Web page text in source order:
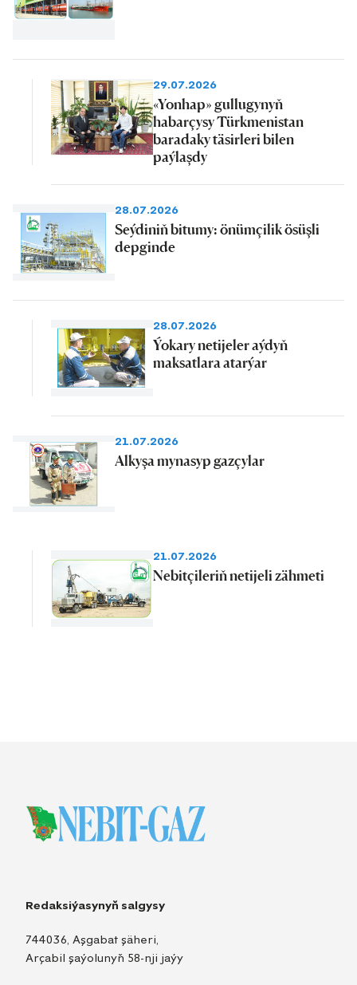
29.07.2026
«Yonhap» gullugynyň
habarçysy Türkmenistan
baradaky täsirleri bilen
paýlaşdy
28.07.2026
Seýdiniň bitumy: önümçilik ösüşli
depginde
28.07.2026
Ýokary netijeler aýdyň
maksatlara atarýar
21.07.2026
Alkyşa mynasyp gazçylar
21.07.2026
Nebitçileriň netijeli zähmeti
Redaksiýasynyň salgysy
744036, Aşgabat şäheri,
Arçabil şaýolunyň 58-nji jaýy